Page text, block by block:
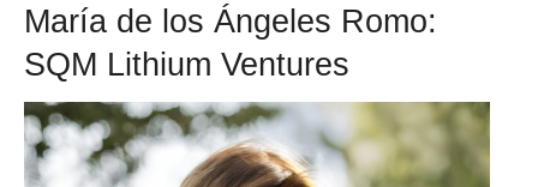
María de los Ángeles Romo:
SQM Lithium Ventures